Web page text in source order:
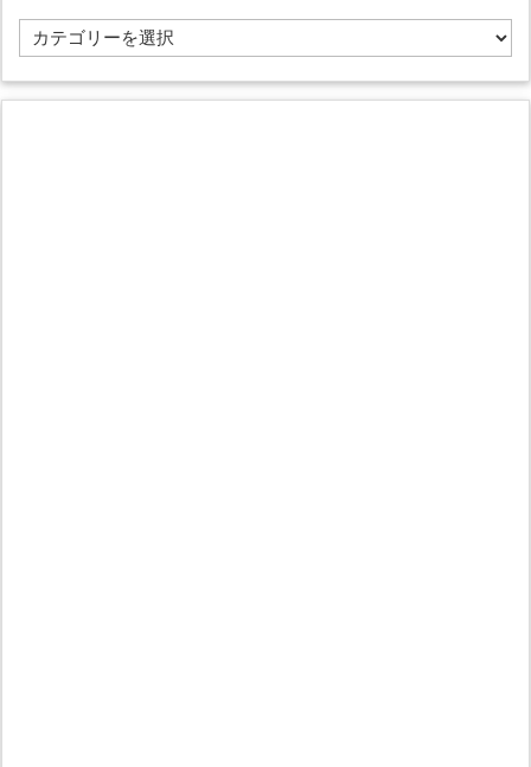
カ
テ
ゴ
リ